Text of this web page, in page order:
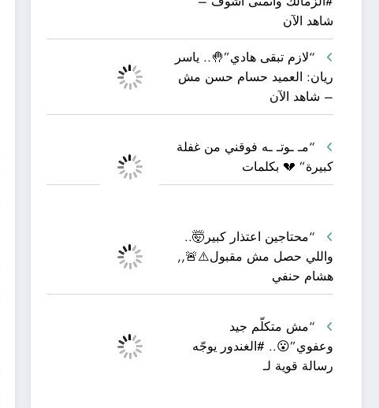
شاهد الآن
“لازم تبقى هادي”🤚.. ياسر
ريان: العميد حسام حسن مش
– شاهد الآن
“مـ ـوتـ ـه فوقني من غفلة
كبيرة” 💔 بكلمات
“محتاجين اعتذار كبير🤯..
واللي حصل مش مقبول⚠️🚨,,
هشام حنفي
“مش متكلّم جيد
وعفوي”😮.. #الغندور يوجّه
رسالة قوية لـ